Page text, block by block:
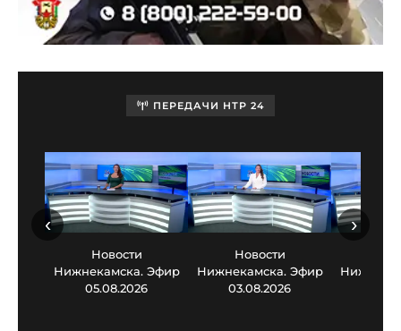
ПЕРЕДАЧИ НТР 24
Новости
Нижнекамска. Эфир
05.08.2026
Новости
Нижнекамска. Эфир
03.08.2026
‹ ›